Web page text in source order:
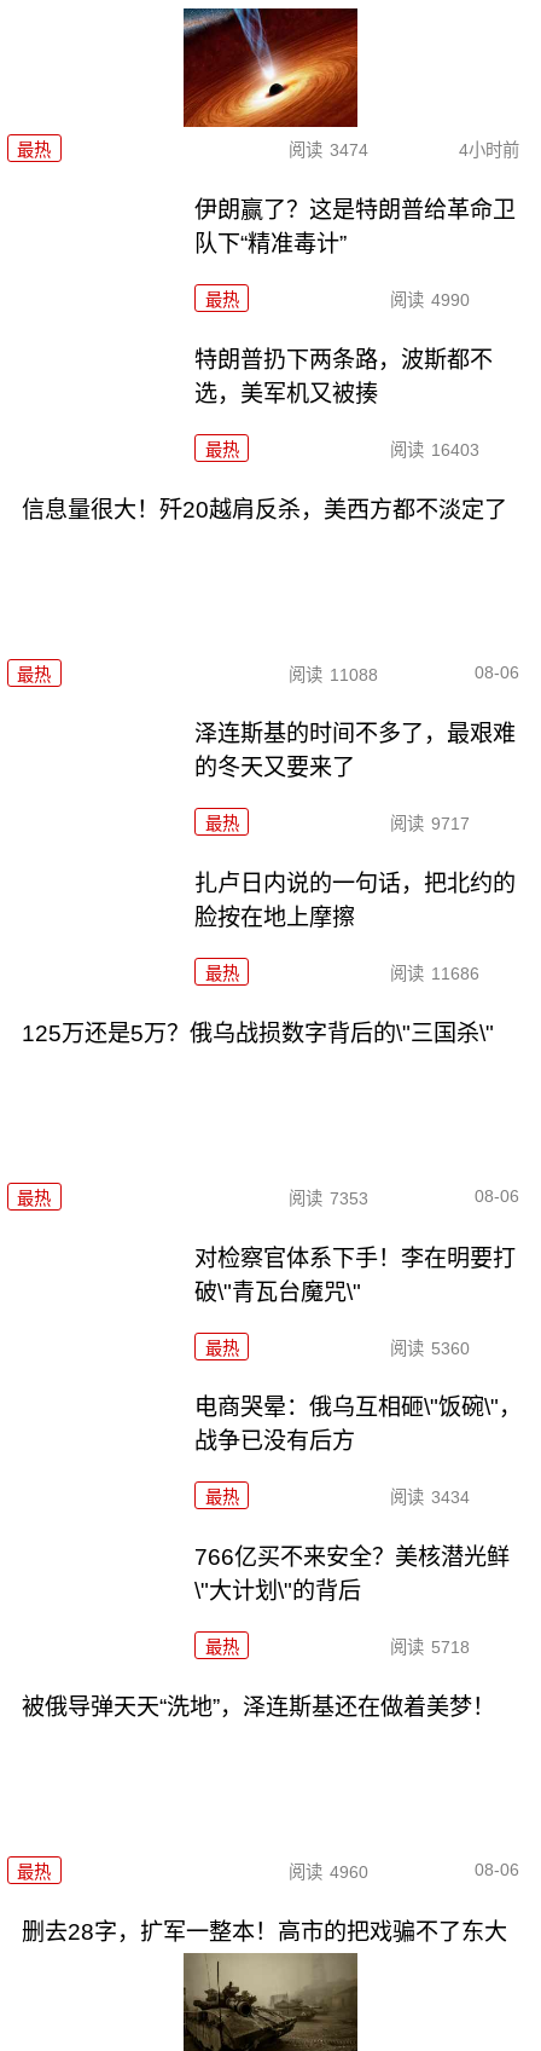
最热 阅读 3474 4小时前
伊朗赢了？这是特朗普给革命卫
队下“精准毒计”
最热 阅读 4990
特朗普扔下两条路，波斯都不
选，美军机又被揍
最热 阅读 16403
信息量很大！歼20越肩反杀，美西方都不淡定了
最热 阅读 11088 08-06
泽连斯基的时间不多了，最艰难
的冬天又要来了
最热 阅读 9717
扎卢日内说的一句话，把北约的
脸按在地上摩擦
最热 阅读 11686
125万还是5万？俄乌战损数字背后的\"三国杀\"
最热 阅读 7353 08-06
对检察官体系下手！李在明要打
破\"青瓦台魔咒\"
最热 阅读 5360
电商哭晕：俄乌互相砸\"饭碗\"，
战争已没有后方
最热 阅读 3434
766亿买不来安全？美核潜光鲜
\"大计划\"的背后
最热 阅读 5718
被俄导弹天天“洗地”，泽连斯基还在做着美梦！
最热 阅读 4960 08-06
删去28字，扩军一整本！高市的把戏骗不了东大